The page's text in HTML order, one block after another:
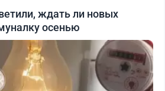
ждать ли новых
осенью